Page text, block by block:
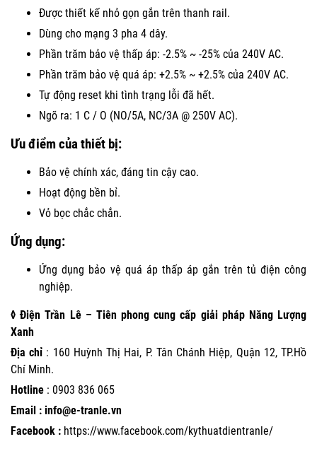
Được thiết kế nhỏ gọn gắn trên thanh rail.
Dùng cho mạng 3 pha 4 dây.
Phần trăm bảo vệ thấp áp: -2.5% ~ -25% của 240V AC.
Phần trăm bảo vệ quá áp: +2.5% ~ +2.5% của 240V AC.
Tự động reset khi tình trạng lỗi đã hết.
Ngõ ra: 1 C / O (NO/5A, NC/3A @ 250V AC).
Ưu điểm của thiết bị:
Bảo vệ chính xác, đáng tin cậy cao.
Hoạt động bền bỉ.
Vỏ bọc chắc chắn.
Ứng dụng:
Ứng dụng bảo vệ quá áp thấp áp gắn trên tủ điện công
nghiệp.
◊ Điện Trần Lê – Tiên phong cung cấp giải pháp Năng Lượng
Xanh
Địa chỉ : 160 Huỳnh Thị Hai, P. Tân Chánh Hiệp, Quận 12, TP.Hồ
Chí Minh.
Hotline : 0903 836 065
Email : info@e-tranle.vn
Facebook : https://www.facebook.com/kythuatdientranle/